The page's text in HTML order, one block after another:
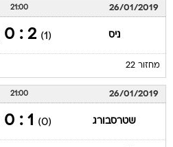
26/01/2019
21:00
ניס (1)
2 : 0
מחזור 22
26/01/2019
21:00
שטרסבורג (0)
1 : 0